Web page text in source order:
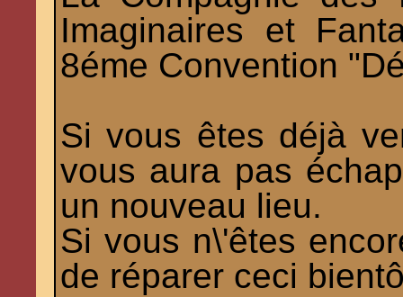
Imaginaires et
8éme Convention
Si vous êtes déjà
vous aura pas
un nouveau lieu.
Si vous n\'êtes
de réparer ceci